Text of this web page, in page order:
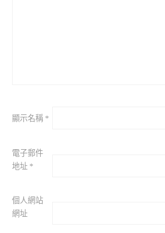
顯示名稱 *
電子郵件
地址 *
個人網站
網址